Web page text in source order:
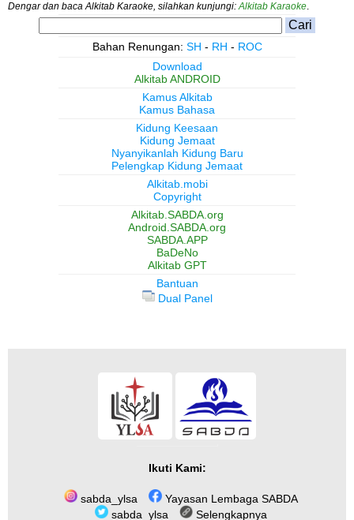
Dengar dan baca Alkitab Karaoke, silahkan kunjungi: Alkitab Karaoke
Bahan Renungan: SH - RH - ROC
Download
Alkitab ANDROID
Kamus Alkitab
Kamus Bahasa
Kidung Keesaan
Kidung Jemaat
Nyanyikanlah Kidung Baru
Pelengkap Kidung Jemaat
Alkitab.mobi
Copyright
Alkitab.SABDA.org
Android.SABDA.org
SABDA.APP
BaDeNo
Alkitab GPT
Bantuan
Dual Panel
Ikuti Kami:
sabda_ylsa
Yayasan Lembaga SABDA
sabda_ylsa
Selengkapnya